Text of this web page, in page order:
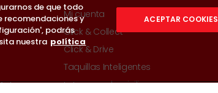
Mi cuenta
Click & Collect
Click & Drive
Taquillas Inteligentes
Entrega a domicilio
de que todo
recomendaciones y
podrás
nuestra política
ACEPTAR COOKIES